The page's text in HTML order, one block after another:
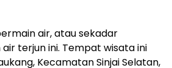
air, atau sekadar
terjun ini. Tempat wisata ini
Kecamatan Sinjai Selatan,